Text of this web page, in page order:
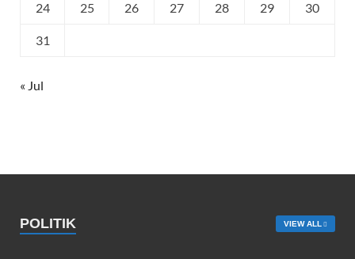
24 25 26 27 28 29 30
31
« Jul
POLITIK VIEW ALL